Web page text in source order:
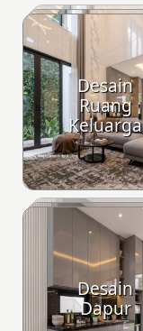
Desain
Ruang
Keluarga
Desain
Dapur